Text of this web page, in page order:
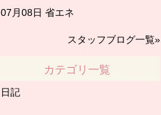
07月08日 省エネ
スタッフブログ一覧»
カテゴリ一覧
日記